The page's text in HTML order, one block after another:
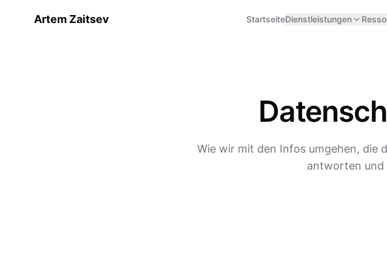
Artem Zaitsev StartseiteDienstleistungen
Wie wir mit den Infos umgehen, die
antworten und